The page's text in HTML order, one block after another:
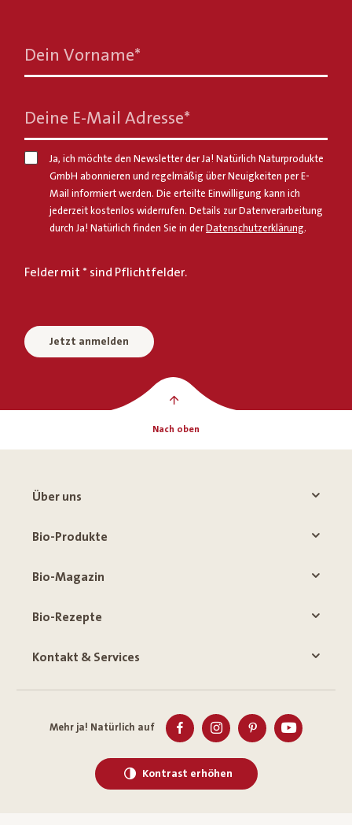
Dein Vorname*
Deine E-Mail Adresse*
Ja, ich möchte den Newsletter der Ja! Natürlich Naturprodukte
GmbH abonnieren und regelmäßig über Neuigkeiten per E-
Mail informiert werden. Die erteilte Einwilligung kann ich
jederzeit kostenlos widerrufen. Details zur Datenverarbeitung
durch Ja! Natürlich finden Sie in derDatenschutzerklärung.
Felder mit * sind Pflichtfelder.
Jetzt anmelden
Nach oben
Über uns
Bio-Produkte
Bio-Magazin
Bio-Rezepte
Kontakt & Services
Mehr ja! Natürlich auf
Kontrast erhöhen